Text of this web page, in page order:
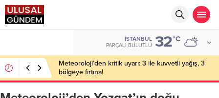
İSTANBUL
PARÇALI BULUTLU 32°C
Meteoroloji’den kritik uyarı: 3 ile kuvvetli yağış, 3
bölgeye fırtına!